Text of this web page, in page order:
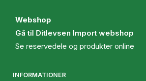
Webshop
Gå til Ditlevsen Import webshop
Se reservedele og produkter online
INFORMATIONER